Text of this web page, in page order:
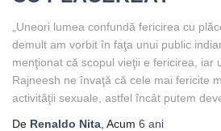
„Uneori lumea confundă fericirea cu
demult am vorbit în faţa unui public
menţionat că scopul vieţii e fericirea, iar
Rajneesh ne învaţă că cele mai fericite
activităţii sexuale, astfel încât putem
De Renaldo Nita , Acum 6 ani